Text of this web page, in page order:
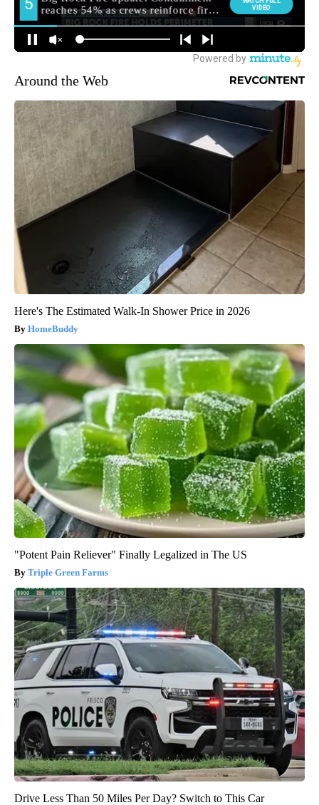
Around the Web
Here's The Estimated Walk-In Shower Price in 2026
HomeBuddy
"Potent Pain Reliever" Finally Legalized in The US
Triple Green Farms
Drive Less Than 50 Miles Per Day? Switch to This Car